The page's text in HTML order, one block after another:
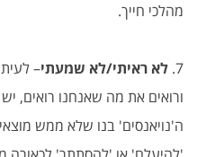
מהלכי חייך.
7. לא ראיתי/לא שמעתי–
ורואים את מה שאנחנו רואים,
ה'נויאנסים' בנו שלא ממש